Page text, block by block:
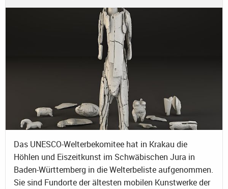
Das UNESCO-Welterbekomitee hat in Krakau die
Höhlen und Eiszeitkunst im Schwäbischen Jura in
Baden-Württemberg in die Welterbeliste aufgenommen.
Sie sind Fundorte der ältesten mobilen Kunstwerke der